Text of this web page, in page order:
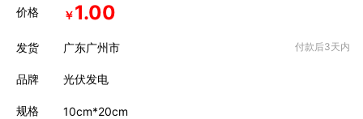
价格 ￥1.00
发货 广东广州市 付款后3天内
品牌 光伏发电
规格 10cm*20cm